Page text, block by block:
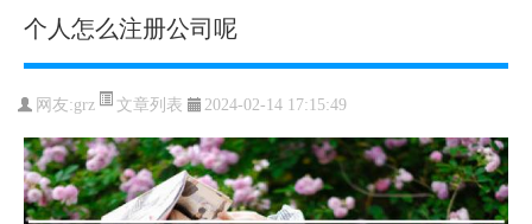
个人怎么注册公司呢
网友:grz 文章列表 2024-02-14 17:15:49